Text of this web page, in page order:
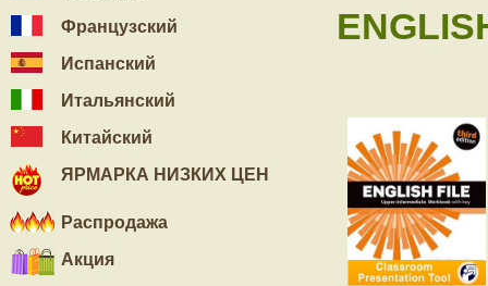
Французский
Испанский
Итальянский
Китайский
ЯРМАРКА НИЗКИХ ЦЕН
Распродажа
Акция